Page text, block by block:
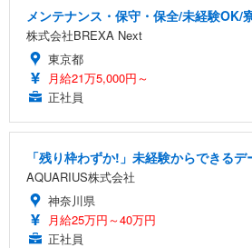
メンテナンス・保守・保全/未経験
株式会社BREXA Next
東京都
月給21万5,000円～
正社員
「残り枠わずか!」未経験からできる
AQUARIUS株式会社
神奈川県
月給25万円～40万円
正社員